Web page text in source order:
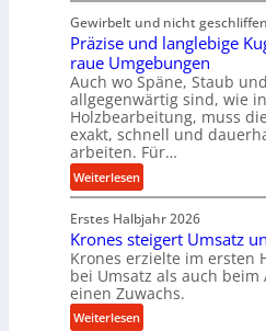
i
t
t
e
l
s
a
n
d
l
t
r
a
s
c
h
a
l
l
s
e
n
s
o
r
u
g
e
l
g
e
w
i
n
e
t
r
i
Gewirbelt und nicht geschliffen
Präzise und langlebige
raue Umgebungen
Auch wo Späne, Staub
allgegenwärtig sind, wie
Holzbearbeitung, muss
exakt, schnell und
arbeiten. Für…
Weiterlesen:
P
r
ä
z
i
s
e
Erstes Halbjahr 2026
Krones steigert Umsatz
Krones erzielte im ersten
bei Umsatz als auch
einen Zuwachs.
Weiterlesen: